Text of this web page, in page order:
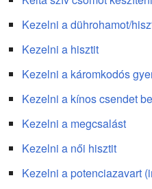
Kezelni a dührohamot/
Kezelni a hisztit
Kezelni a káromkodós
Kezelni a kínos csendet
Kezelni a megcsalást
Kezelni a női hisztit
Kezelni a potenciazavart